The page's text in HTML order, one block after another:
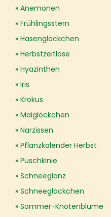
Anemonen
Frühlingsstern
Hasenglöckchen
Herbstzeitlose
Hyazinthen
Iris
Krokus
Maiglöckchen
Narzissen
Pflanzkalender Herbst
Puschkinie
Schneeglanz
Schneeglöckchen
Sommer-Knotenblume